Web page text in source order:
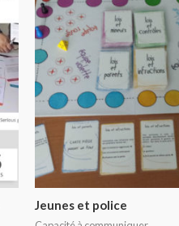
Jeunes et police